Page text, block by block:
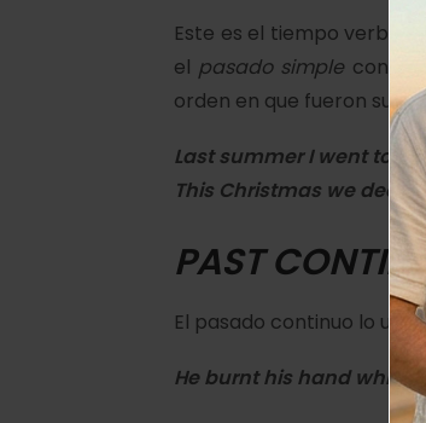
Este es el tiempo verbal
el pasado simple
orden en que fueron
Last summer Iwent to
This Christmas we
PAST
El pasado continuo lo
Heburnthis hand while